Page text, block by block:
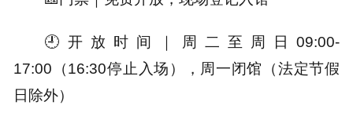
🕘开放时间｜ 周二至周日09:00-
17:00（16:30停止入场），周一闭馆（法定节假
日除外）